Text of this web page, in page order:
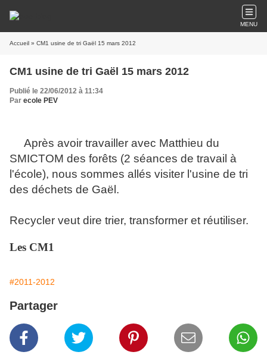
MENU
Accueil » CM1 usine de tri Gaël 15 mars 2012
CM1 usine de tri Gaël 15 mars 2012
Publié le 22/06/2012 à 11:34
Par ecole PEV
Après avoir travailler avec Matthieu du
SMICTOM des forêts (2 séances de travail à
l'école), nous sommes allés visiter l'usine de tri
des déchets de Gaël.
Recycler veut dire trier, transformer et réutiliser.
Les CM1
#2011-2012
Partager